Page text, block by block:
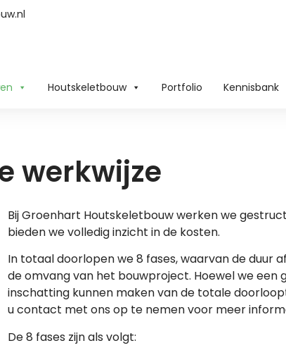
Houtskeletbouw Portfolio Kennisbank
werkwijze
Bij Groenhart Houtskeletbouw werken we
bieden we volledig inzicht in de kosten.
In totaal doorlopen we 8 fases, waarvan de duur
de omvang van het bouwproject. Hoewel we een
inschatting kunnen maken van de totale
u contact met ons op te nemen voor meer
De 8 fases zijn als volgt: